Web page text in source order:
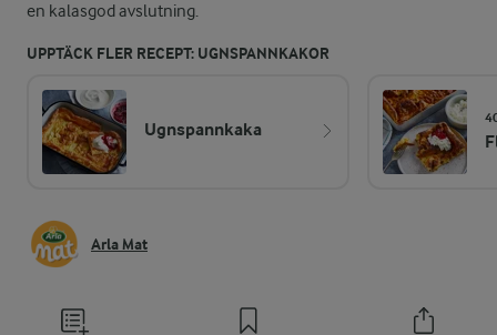
en kalasgod avslutning.
UPPTÄCK FLER RECEPT: UGNSPANNKAKOR
Ugnspannkaka
Arla Mat